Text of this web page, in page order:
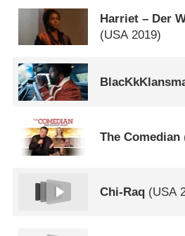
Harriet – Der
(USA2019)
The Comedian
Chi-Raq (USA